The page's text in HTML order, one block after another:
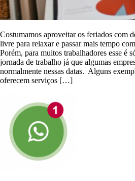
Costumamos aproveitar os feriados com
livre para relaxar e passar mais tempo
Porém, para muitos trabalhadores esse é
jornada de trabalho já que algumas
normalmente nessas datas. Alguns
oferecem serviços […]